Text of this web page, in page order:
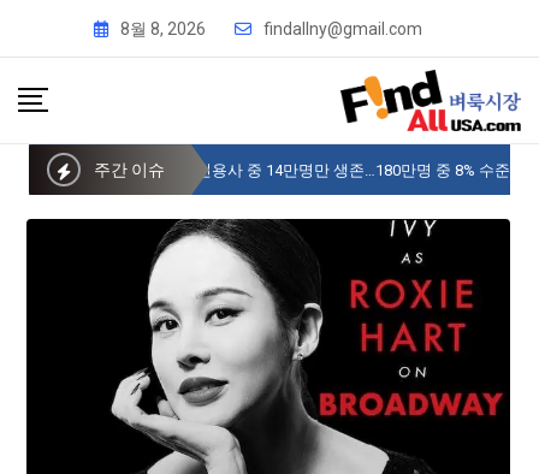
8월 8, 2026 findallny@gmail.com
주간 이슈 사이버 한국외국어대 미주글로벌센터 뉴욕